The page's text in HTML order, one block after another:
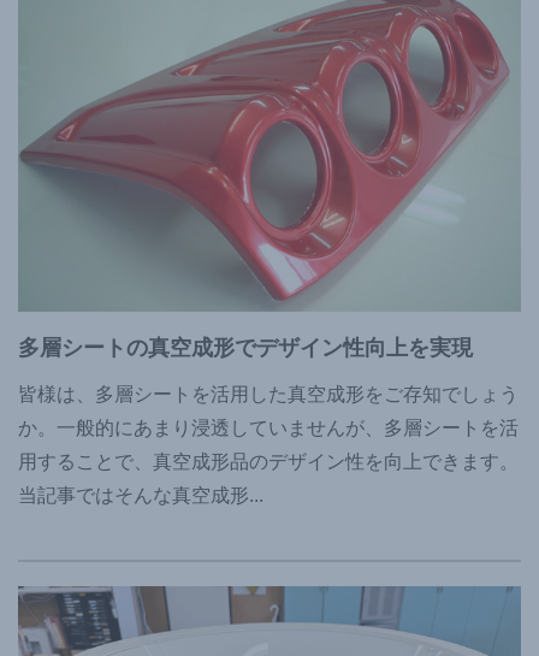
多層シートの真空成形でデザイン性向上を実現
皆様は、多層シートを活用した真空成形をご存知でしょう
か。一般的にあまり浸透していませんが、多層シートを活
用することで、真空成形品のデザイン性を向上できます。
当記事ではそんな真空成形...